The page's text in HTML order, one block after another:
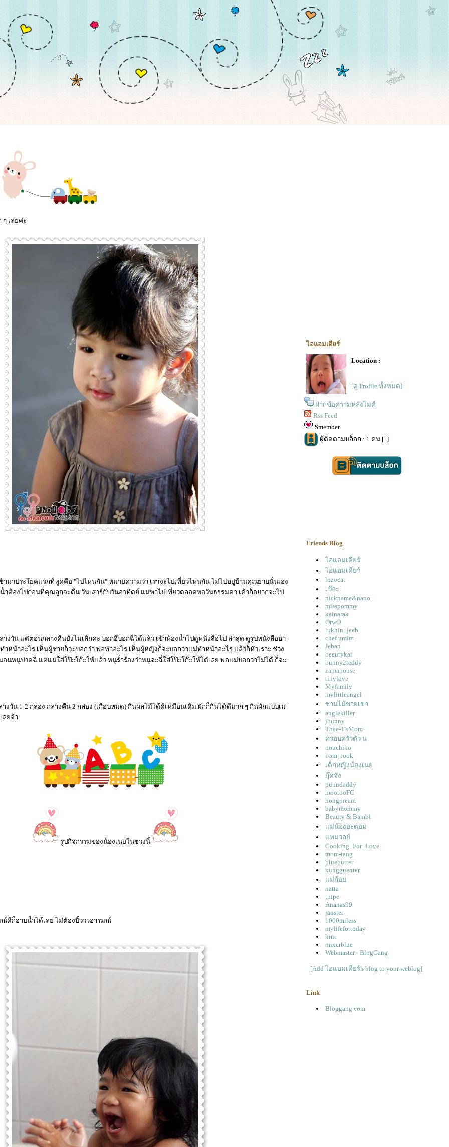
เลยค่ะ
ามาประโยคแรกที่พูดคือ "ไปไหนกัน" หมายความว่า เราจะไปเที่ยวไหนกัน ไม่ไปอยู่บ้านคุณยายนั่นเอง
ำต้องไปก่อนที่คุณลูกจะตื่น วันเสาร์กับวันอาทิตย์ แม่พาไปเที่ยวตลอดพอวันธรรมดา เค้าก็อยากจะไป
างวัน แต่ตอนกลางคืนยังไม่เลิกค่ะ บอกอึบอกฉี่ได้แล้ว เข้าห้องน้ำไปดูหนังสือไป ล่าสุด ดูรูปหนังสือฮา
ำหน้าอะไร เห็นผู้ชายก็จะบอกว่า พ่อทำอะไร เห็นผู้หญิงก็จะบอกว่าแม่ทำหน้าอะไร แล้วก็หัวเราะ ช่วง
นหนูปวดฉี่ แต่แม่ใส่โป๊ะโก๊ะให้แล้ว หนูร่ำร้องว่าหนูจะฉี่ใส่โป๊ะโก๊ะให้ได้เลย พอแม่บอกว่าไม่ได้ ก็จะ
งวัน 1-2 กล่อง กลางคืน 2 กล่อง (เกือบหมด) กินผลไม้ได้ดีเหมือนเดิม ผักก็กินได้ดีมาก ๆ กินผักแบบเม่
ลยจ้า
รูปกิจกรรมของน้องเนยในช่วงนี้
ณ์ดีก็อาบน้ำได้เลย ไม่ต้องบิ้วววอารมณ์
ไอแอมเดียร์
Location :
[ดู Profile ทั้งหมด]
ฝากข้อความหลังไมค์
Rss Feed
Smember
ผู้ติดตามบล็อก : 1 คน [?]
Friends Blog
ไอแอมเดียร์
ไอแอมเดียร์
lozocat
เบ๊อะ
nickname&nano
misspommy
kainarak
OtwO
lukhin_jeab
chef umim
Jeban
beautykai
bunny2teddy
zamahouse
tinylove
Myfamily
mylittleangel
ชานไม้ชายเขา
anglekiller
jbunny
Thee-T'sMom
ครอบครัวตัว น
nouchiko
i-am-pook
เด็กหญิงน้องเน
กุ๊ดจัง
punndaddy
mootooFC
nongpream
babymommy
Beauty & Bambi
ม่น้องอะตอม
พมาลย์
Cooking_For_Love
mom-tang
bluebutter
kungguenter
ม่ก้อ
natta
tpipe
Ananas99
janster
1000miless
mylifefortoday
kint
mixerblue
Webmaster - BlogGang
[Add ไอแอมเดียร์'s blog to your weblog]
Link
Bloggang.com